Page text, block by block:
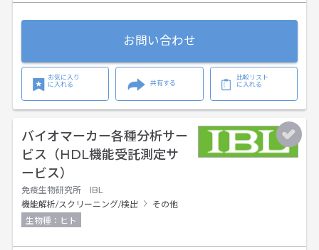
お問い合わせ
お気に入り
に入れる
共有する
比較リスト
に入れる
バイオマーカー各種分析サー
ビス（HDL機能受託測定サ
ービス）
免疫生物研究所 IBL
機能解析/スクリーニング/検出
その他
生物種：ヒト